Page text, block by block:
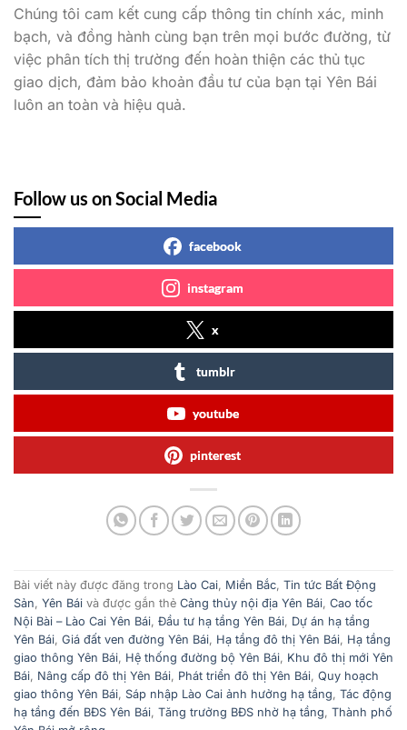
Chúng tôi cam kết cung cấp thông tin chính xác, minh
bạch, và đồng hành cùng bạn trên mọi bước đường, từ
việc phân tích thị trường đến hoàn thiện các thủ tục
giao dịch, đảm bảo khoản đầu tư của bạn tại Yên Bái
luôn an toàn và hiệu quả.
Follow us on Social Media
facebook
instagram
x
tumblr
youtube
pinterest
Bài viết này được đăng trong Lào Cai, Miền Bắc, Tin tức Bất Động
Sản, Yên Bái và được gắn thẻ Cảng thủy nội địa Yên Bái, Cao tốc
Nội Bài – Lào Cai Yên Bái, Đầu tư hạ tầng Yên Bái, Dự án hạ tầng
Yên Bái, Giá đất ven đường Yên Bái, Hạ tầng đô thị Yên Bái, Hạ tầng
giao thông Yên Bái, Hệ thống đường bộ Yên Bái, Khu đô thị mới Yên
Bái, Nâng cấp đô thị Yên Bái, Phát triển đô thị Yên Bái, Quy hoạch
giao thông Yên Bái, Sáp nhập Lào Cai ảnh hưởng hạ tầng, Tác động
hạ tầng đến BĐS Yên Bái, Tăng trưởng BĐS nhờ hạ tầng, Thành phố